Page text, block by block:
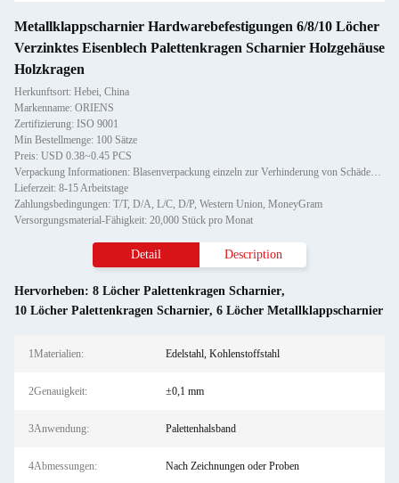
Metallklappscharnier Hardwarebefestigungen 6/8/10 Löcher
Verzinktes Eisenblech Palettenkragen Scharnier Holzgehäuse
Holzkragen
Herkunftsort: Hebei, China
Markenname: ORIENS
Zertifizierung: ISO 9001
Min Bestellmenge: 100 Sätze
Preis: USD 0.38~0.45 PCS
Verpackung Informationen: Blasenverpackung einzeln zur Verhinderung von Schäden und Kratzern beim Transport, anschließend in K
Lieferzeit: 8-15 Arbeitstage
Zahlungsbedingungen: T/T, D/A, L/C, D/P, Western Union, MoneyGram
Versorgungsmaterial-Fähigkeit: 20,000 Stück pro Monat
Detail Description
Hervorheben: 8 Löcher Palettenkragen Scharnier,
10 Löcher Palettenkragen Scharnier, 6 Löcher Metallklappscharnier
1Materialien: Edelstahl, Kohlenstoffstahl
2Genauigkeit: ±0,1 mm
3Anwendung: Palettenhalsband
4Abmessungen: Nach Zeichnungen oder Proben